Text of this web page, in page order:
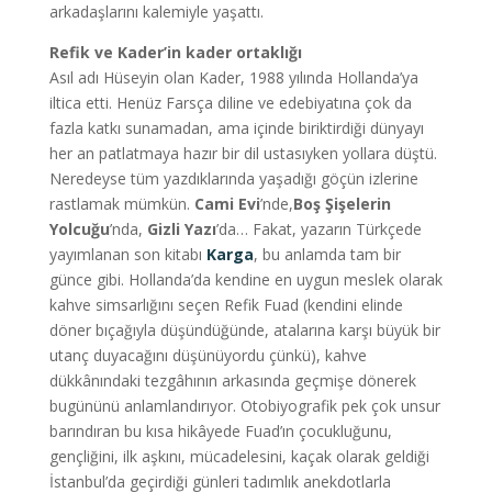
arkadaşlarını kalemiyle yaşattı.
Refik ve Kader’in kader ortaklığı
Asıl adı Hüseyin olan Kader, 1988 yılında Hollanda’ya
iltica etti. Henüz Farsça diline ve edebiyatına çok da
fazla katkı sunamadan, ama içinde biriktirdiği dünyayı
her an patlatmaya hazır bir dil ustasıyken yollara düştü.
Neredeyse tüm yazdıklarında yaşadığı göçün izlerine
rastlamak mümkün. Cami Evi’nde,Boş Şişelerin
Yolcuğu’nda, Gizli Yazı’da… Fakat, yazarın Türkçede
yayımlanan son kitabı Karga, bu anlamda tam bir
günce gibi. Hollanda’da kendine en uygun meslek olarak
kahve simsarlığını seçen Refik Fuad (kendini elinde
döner bıçağıyla düşündüğünde, atalarına karşı büyük bir
utanç duyacağını düşünüyordu çünkü), kahve
dükkânındaki tezgâhının arkasında geçmişe dönerek
bugününü anlamlandırıyor. Otobiyografik pek çok unsur
barındıran bu kısa hikâyede Fuad’ın çocukluğunu,
gençliğini, ilk aşkını, mücadelesini, kaçak olarak geldiği
İstanbul’da geçirdiği günleri tadımlık anekdotlarla